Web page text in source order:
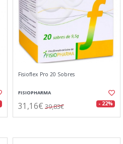
Fisioflex Pro 20 Sobres
FISIOPHARMA
31,16€ 39,83€ - 22%